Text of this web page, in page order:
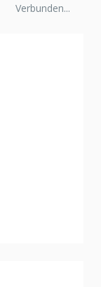
Verbunden...